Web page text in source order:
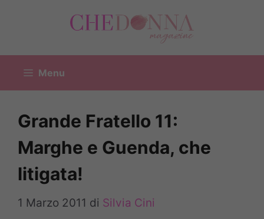
Menu
Grande Fratello 11:
Marghe e Guenda, che
litigata!
1 Marzo 2011 di Silvia Cini